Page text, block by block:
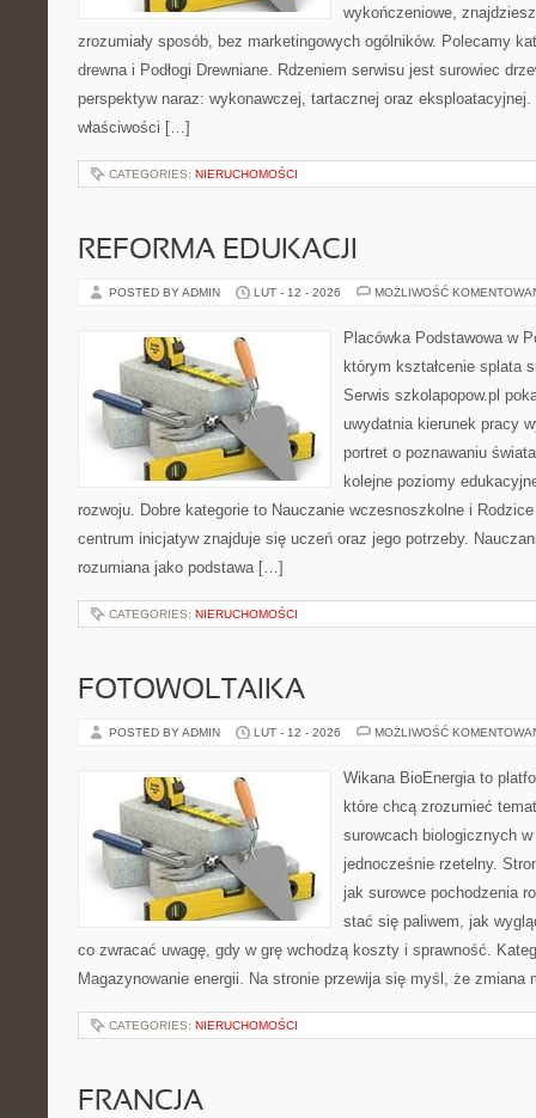
wykończeniowe,
zrozumiały sposób, bez marketingowych ogólników. Polecamy
drewna i Podłogi Drewniane. Rdzeniem serwisu jest surowiec
perspektyw naraz: wykonawczej, tartacznej oraz
właściwości […]
CATEGORIES: NIERUCHOMOŚCI
REFORMA EDUKACJI
POSTED BY ADMIN LUT - 12 - 2026 MOŻLIWOŚĆ
Placówka Podstawowa w
którym kształcenie splata
Serwis szkolapopow.pl
uwydatnia kierunek pracy
portret o poznawaniu
kolejne poziomy
rozwoju. Dobre kategorie to Nauczanie wczesnoszkolne i
centrum inicjatyw znajduje się uczeń oraz jego potrzeby.
rozumiana jako podstawa […]
CATEGORIES: NIERUCHOMOŚCI
FOTOWOLTAIKA
POSTED BY ADMIN LUT - 12 - 2026 MOŻLIWOŚĆ
Wikana BioEnergia to
które chcą zrozumieć
surowcach biologicznych
jednocześnie rzetelny.
jak surowce pochodzenia
stać się paliwem, jak
co zwracać uwagę, gdy w grę wchodzą koszty i sprawność.
Magazynowanie energii. Na stronie przewija się myśl, że
CATEGORIES: NIERUCHOMOŚCI
FRANCJA